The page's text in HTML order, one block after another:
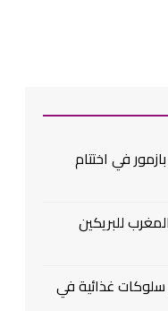
في اختتام
للبريكين
غذائية في